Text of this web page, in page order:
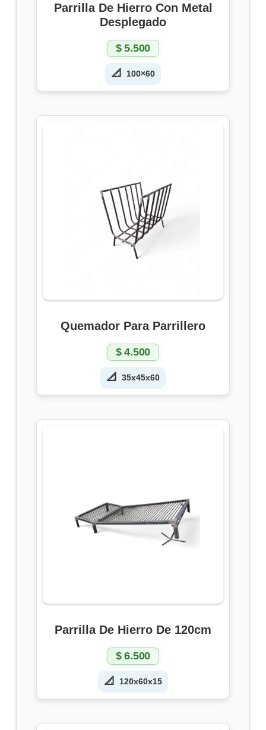
Parrilla De Hierro Con Metal
Desplegado
📐 100×60
$5.500
Quemador Para Parrillero
📐 35x45x60
$4.500
Parrilla De Hierro De 120cm
📐 120x60x15
$6.500